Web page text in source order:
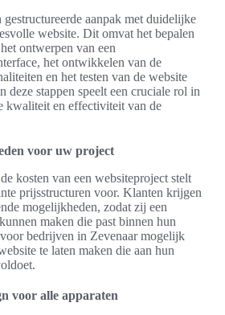
aanpak met duidelijke
website. Dit omvat het bepalen
ontwerpen van een
het ontwikkelen van de
en het testen van de website
deze stappen speelt een cruciale rol in
kwaliteit en effectiviteit van de
voor uw project
kosten van een websiteproject stelt
prijsstructuren voor. Klanten krijgen
mogelijkheden, zodat zij een
maken die past binnen hun
bedrijven in Zevenaar mogelijk
te laten maken die aan hun
voor alle apparaten